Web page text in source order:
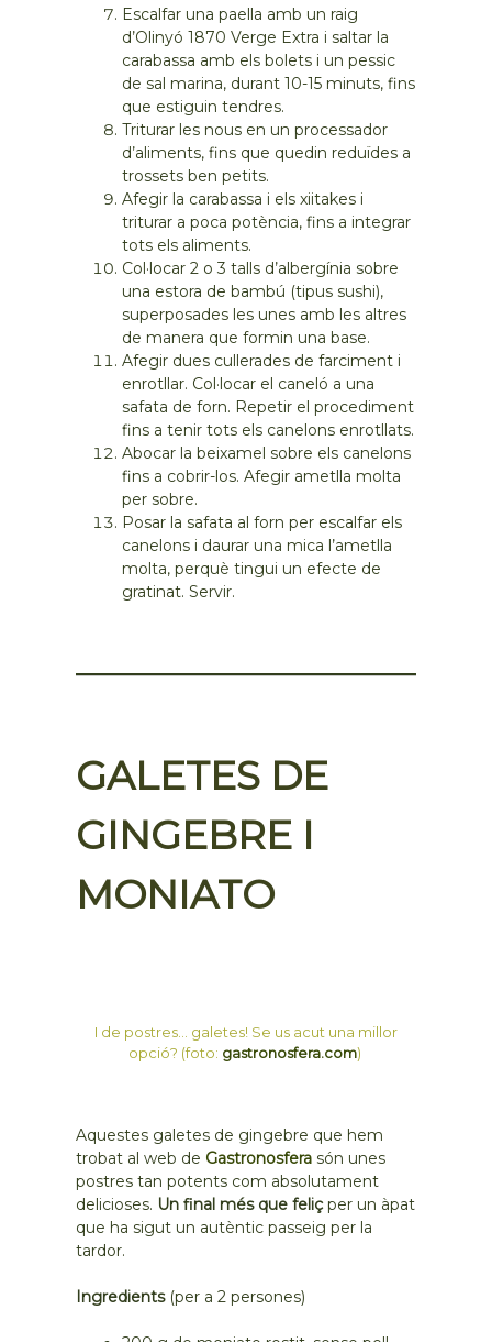
Escalfar una paella amb un raig
d’Olinyó 1870 Verge Extra i saltar la
carabassa amb els bolets i un pessic
de sal marina, durant 10-15 minuts, fins
que estiguin tendres.
Triturar les nous en un processador
d’aliments, fins que quedin reduïdes a
trossets ben petits.
Afegir la carabassa i els xiitakes i
triturar a poca potència, fins a integrar
tots els aliments.
Col·locar 2 o 3 talls d’albergínia sobre
una estora de bambú (tipus sushi),
superposades les unes amb les altres
de manera que formin una base.
Afegir dues cullerades de farciment i
enrotllar. Col·locar el caneló a una
safata de forn. Repetir el procediment
fins a tenir tots els canelons enrotllats.
Abocar la beixamel sobre els canelons
fins a cobrir-los. Afegir ametlla molta
per sobre.
Posar la safata al forn per escalfar els
canelons i daurar una mica l’ametlla
molta, perquè tingui un efecte de
gratinat. Servir.
GALETES DE
GINGEBRE I
MONIATO
I de postres… galetes! Se us acut una millor
opció? (foto: gastronosfera.com)
Aquestes galetes de gingebre que hem
trobat al web de Gastronosferasón unes
postres tan potents com absolutament
delicioses. Un final més que feliçper un àpat
que ha sigut un autèntic passeig per la
tardor.
Ingredients (per a 2 persones)